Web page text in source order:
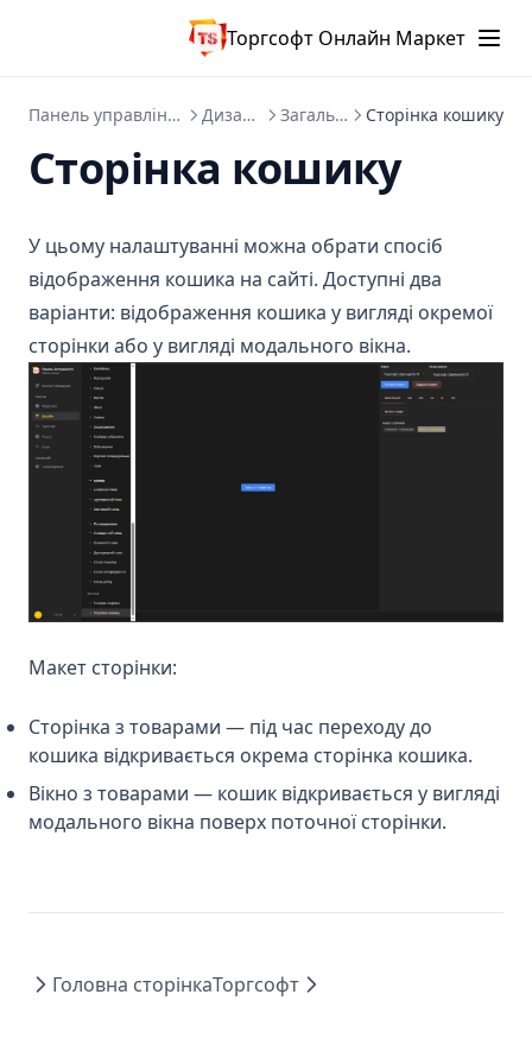
Торгсофт Онлайн Маркет
Update Tom V1.11
Панель управління Дизайн Загальні Сторінка кошику
Сторінка кошику
У цьому налаштуванні можна обрати спосіб
відображення кошика на сайті. Доступні два
варіанти: відображення кошика у вигляді окремої
сторінки або у вигляді модального вікна.
Макет сторінки:
Сторінка з товарами — під час переходу до
кошика відкривається окрема сторінка кошика.
Вікно з товарами — кошик відкривається у вигляді
модального вікна поверх поточної сторінки.
Головна сторінкаТоргсофт